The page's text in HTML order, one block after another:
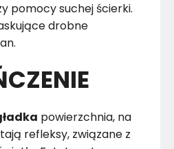
pomocy suchej ścierki.
drobne
powierzchnia, na
refleksy, związane z